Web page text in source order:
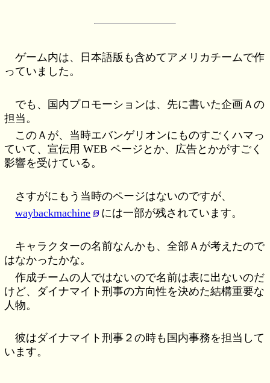
ゲーム内は、日本語版も含めてアメリカチームで作
っていました。
でも、国内プロモーションは、先に書いた企画Ａの
担当。
このＡが、当時エバンゲリオンにものすごくハマっ
ていて、宣伝用 WEB ページとか、広告とかがすごく
影響を受けている。
さすがにもう当時のページはないのですが、
waybackmachine
には一部が残されています。
キャラクターの名前なんかも、全部Ａが考えたので
はなかったかな。
作成チームの人ではないので名前は表に出ないのだ
けど、ダイナマイト刑事の方向性を決めた結構重要な
人物。
彼はダイナマイト刑事２の時も国内事務を担当して
います。